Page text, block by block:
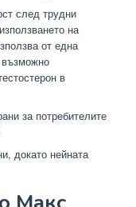
след трудни
на
от една
възможно
в
за потребителите
докато нейната